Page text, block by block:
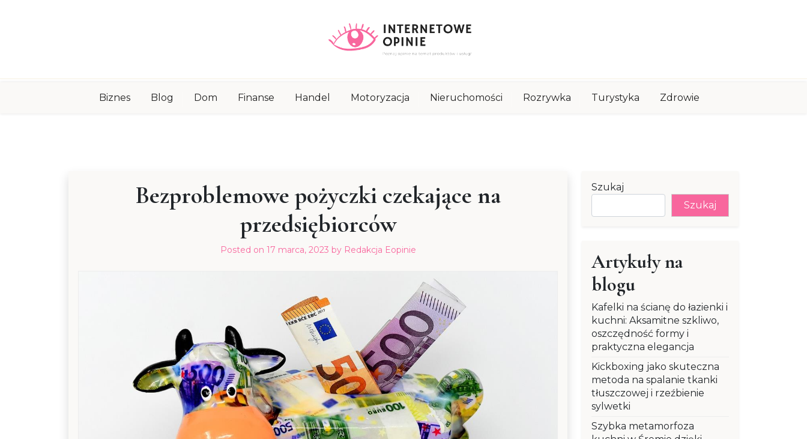
Biznes Blog Dom Finanse Handel Motoryzacja Nieruchomości Rozrywka Turystyka Zdrowie
Bezproblemowe pożyczki czekające na
przedsiębiorców
Posted on 17 marca, 2023 by Redakcja Eopinie
Szukaj
Szukaj
Artykuły na
blogu
Kafelki na ścianę do łazienki i
kuchni: Aksamitne szkliwo,
oszczędność formy i
praktyczna elegancja
Kickboxing jako skuteczna
metoda na spalanie tkanki
tłuszczowej i rzeźbienie
sylwetki
Szybka metamorfoza